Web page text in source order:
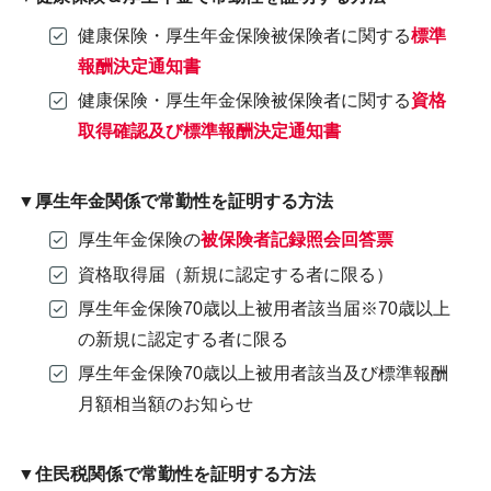
健康保険・厚生年金保険被保険者に関する標準
報酬決定通知書
健康保険・厚生年金保険被保険者に関する資格
取得確認及び標準報酬決定通知書
▼厚生年金関係で常勤性を証明する方法
厚生年金保険の被保険者記録照会回答票
資格取得届（新規に認定する者に限る）
厚生年金保険70歳以上被用者該当届※70歳以上
の新規に認定する者に限る
厚生年金保険70歳以上被用者該当及び標準報酬
月額相当額のお知らせ
▼住民税関係で常勤性を証明する方法